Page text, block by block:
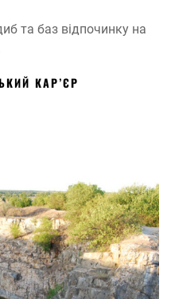
та баз відпочинку на
КАР’ЄР